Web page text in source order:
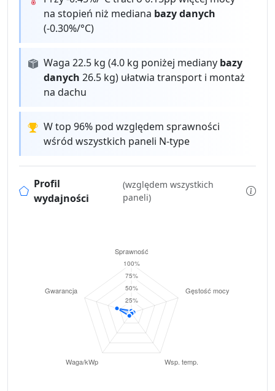
na stopień niż mediana bazy danych
(-0.30%/°C)
Waga 22.5 kg (4.0 kg poniżej mediany bazy
danych 26.5 kg) ułatwia transport i montaż
na dachu
W top 96% pod względem sprawności
wśród wszystkich paneli N-type
Profil
wydajności
(względem wszystkich
paneli)